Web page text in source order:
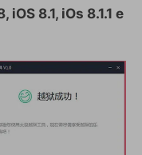
8.1, iOs 8.1.1 e